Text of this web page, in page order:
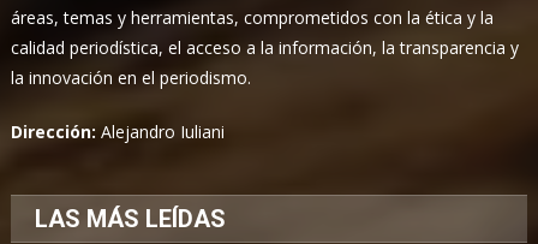
áreas, temas y herramientas, comprometidos con la ética y la
calidad periodística, el acceso a la información, la transparencia y
la innovación en el periodismo.
Dirección:Alejandro Iuliani
LAS MÁS LEÍDAS